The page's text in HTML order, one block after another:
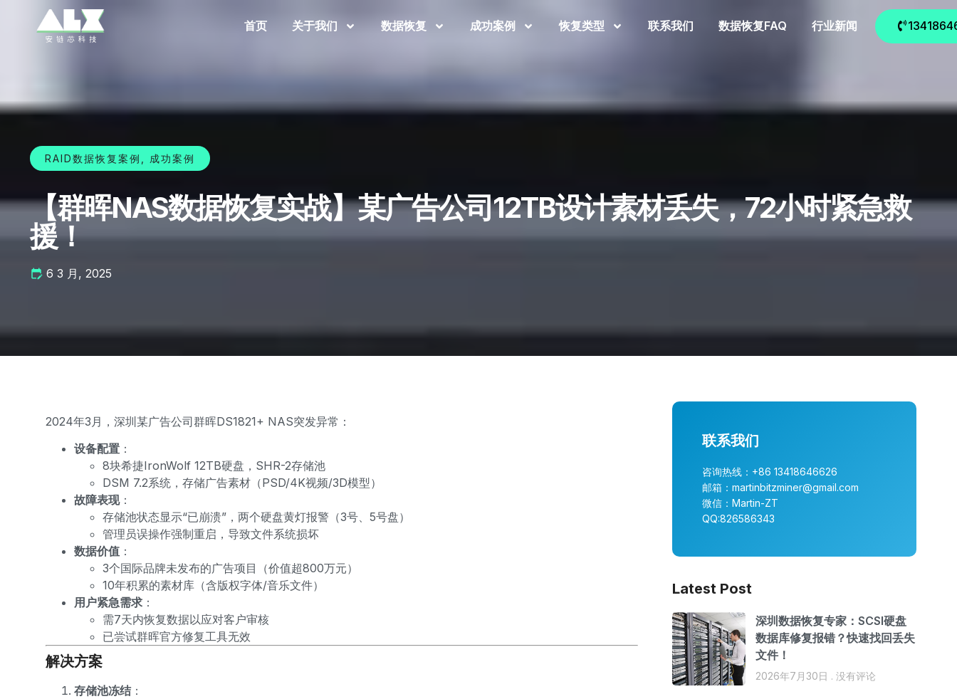
首页 关于我们 数据恢复 成功案例 恢复类型 联系我们 数据恢复FAQ 行业新闻
RAID数据恢复案例 成功案例
【群晖NAS数据恢复实战】某广告公司12TB设计素材丢失，72小时紧急救
援！
6 3 月, 2025
2024年3月，深圳某广告公司群晖DS1821+ NAS突发异常：
设备配置 ：
8块希捷IronWolf 12TB硬盘，SHR-2存储池
DSM 7.2系统，存储广告素材（PSD/4K视频/3D模型）
故障表现：
存储池状态显示“已崩溃”，两个硬盘黄灯报警（3号、5号盘）
管理员误操作强制重启，导致文件系统损坏
数据价值 ：
3个国际品牌未发布的广告项目（价值超800万元）
10年积累的素材库（含版权字体/音乐文件）
用户紧急需求 ：
需7天内恢复数据以应对客户审核
已尝试群晖官方修复工具无效
解决方案
存储池冻结：
联系我们
咨询热线：+86 13418646626
邮箱：martinbitzminer@gmail.com
微信：Martin-ZT
QQ:826586343
Latest Post
深圳数据恢复专家：SCSI硬盘
数据库修复报错？快速找回丢失
文件！
2026年7月30日 没有评论